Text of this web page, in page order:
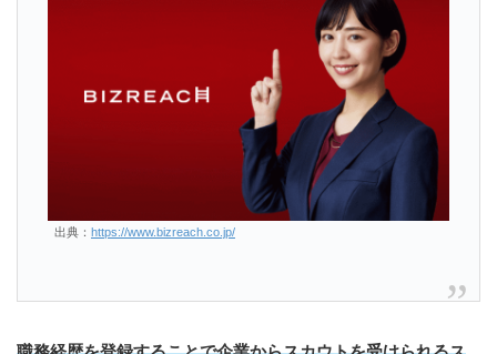
出典： https://www.bizreach.co.jp/